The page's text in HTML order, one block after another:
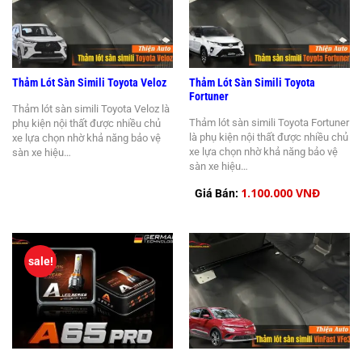
Thảm Lót Sàn Simili Toyota Veloz
Thảm lót sàn simili Toyota Veloz là
phụ kiện nội thất được nhiều chủ
xe lựa chọn nhờ khả năng bảo vệ
sàn xe hiệu…
Thảm Lót Sàn Simili Toyota
Fortuner
Thảm lót sàn simili Toyota Fortuner
là phụ kiện nội thất được nhiều chủ
xe lựa chọn nhờ khả năng bảo vệ
sàn xe hiệu…
Giá Bán: 1.100.000 VNĐ
sale!